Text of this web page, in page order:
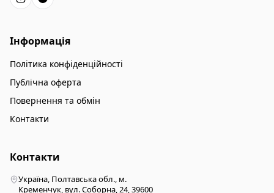
Інформація
Політика конфіденційності
Публічна оферта
Повернення та обмін
Контакти
Контакти
Україна, Полтавська обл., м.
Кременчук, вул. Соборна, 24, 39600